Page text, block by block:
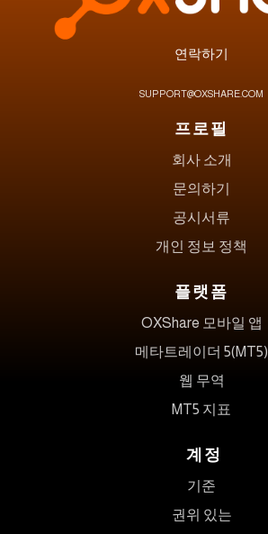
연락하기
SUPPORT@OXSHARE.COM
프로필
회사 소개
문의하기
공시서류
개인 정보 정책
플랫폼
OXShare 모바일 앱
메타트레이더 5(MT5)
웹 무역
MT5 지표
계정
기준
권위 있는